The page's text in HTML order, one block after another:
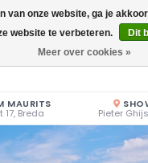
& Zaterdag 10.00u -
MAURITS
Breda Pieter
van onze website, ga je
website te verbeteren.
Dit
Meer over cookies »